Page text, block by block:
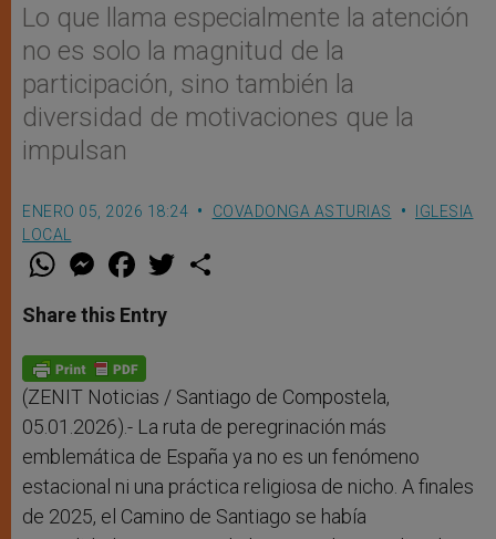
Lo que llama especialmente la atención
no es solo la magnitud de la
participación, sino también la
diversidad de motivaciones que la
impulsan
ENERO 05, 2026 18:24 COVADONGA ASTURIAS
IGLESIA
LOCAL
W
t
s
p
p
M
e
s
e
g
e
r
F
a
e
b
o
k
w
Share this Entry
(ZENIT Noticias / Santiago de Compostela,
05.01.2026).- La ruta de peregrinación más
emblemática de España ya no es un fenómeno
estacional ni una práctica religiosa de nicho. A finales
de 2025, el Camino de Santiago se había